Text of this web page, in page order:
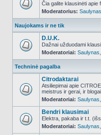
NO_UNREAD_POSTS
Čia galite klausinėti apie
Moderatorius: Saulynas
Naujokams ir ne tik
NO_UNREAD_POSTS
D.U.K.
Dažnai užduodami
Moderatoriai: Saulynas
Techninė pagalba
NO_UNREAD_POSTS
Citrodaktarai
Atsiliepimai apie
meistrus ir gerai, ir blogai
Moderatoriai: Saulynas
NO_UNREAD_POSTS
Bendri klausimai
Elektra, pakaba ir t.t.
Moderatoriai: Saulynas